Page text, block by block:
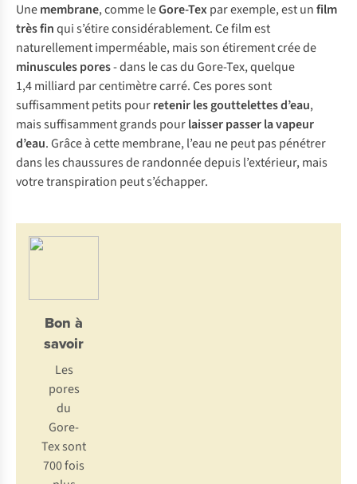
Unemembrane, comme leGore-Texpar exemple, est unfilm
très finqui s’étire considérablement. Ce film est
naturellement imperméable, mais son étirement crée de
minuscules pores- dans le cas du Gore-Tex, quelque
1,4 milliard par centimètre carré. Ces pores sont
suffisamment petits pourretenir les gouttelettes d’eau,
mais suffisamment grands pourlaisser passer la vapeur
d’eau. Grâce à cette membrane, l’eau ne peut pas pénétrer
dans les chaussures de randonnée depuis l’extérieur, mais
votre transpiration peut s’échapper.
Bon à
savoir
Les
pores
du
Gore-
Tex sont
700 fois